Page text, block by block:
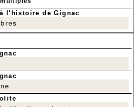
l'histoire de Gignac